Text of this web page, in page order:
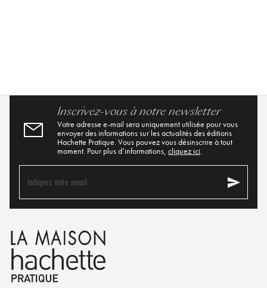
Inscrivez-vous à notre newsletter
Votre adresse e-mail sera uniquement utilisée pour vous
envoyer des informations sur les actualités des éditions
Hachette Pratique. Vous pouvez vous désinscrire à tout
moment. Pour plus d’informations, cliquez ici.
Indiquez votre email send